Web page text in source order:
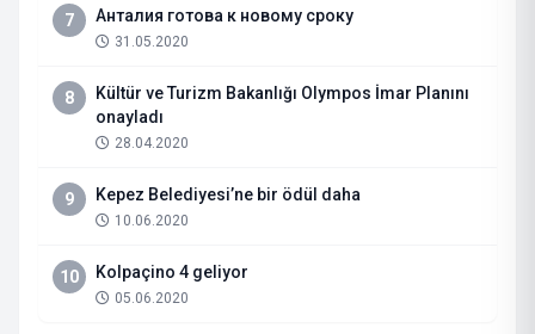
7 Анталия готова к новому сроку
31.05.2020
8
Kültür ve Turizm Bakanlığı Olympos İmar Planını
onayladı
28.04.2020
9 Kepez Belediyesi’ne bir ödül daha
10.06.2020
10 Kolpaçino 4 geliyor
05.06.2020